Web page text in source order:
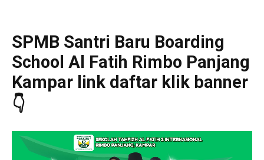
SPMB Santri Baru Boarding
School Al Fatih Rimbo Panjang
Kampar link daftar klik banner
👇